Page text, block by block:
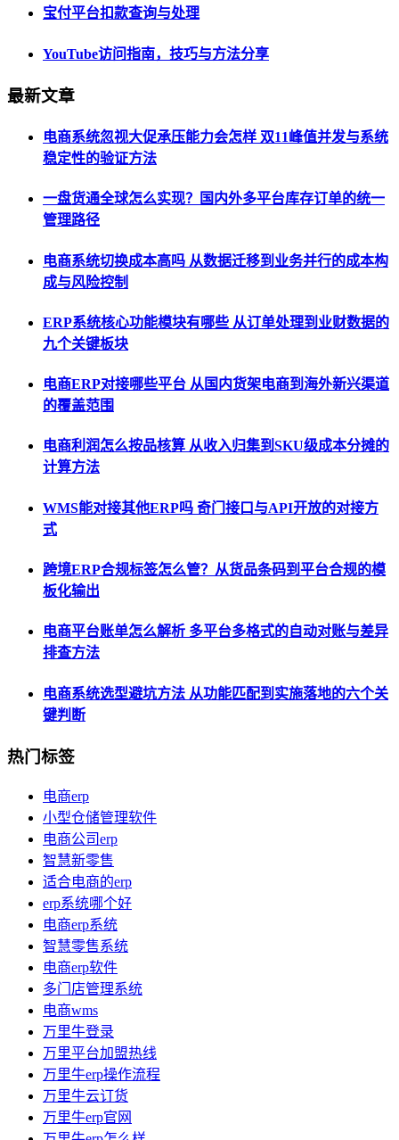
宝付平台扣款查询与处理
YouTube访问指南，技巧与方法分享
最新文章
电商系统忽视大促承压能力会怎样 双11峰值并发与系统
稳定性的验证方法
一盘货通全球怎么实现？国内外多平台库存订单的统一
管理路径
电商系统切换成本高吗 从数据迁移到业务并行的成本构
成与风险控制
ERP系统核心功能模块有哪些 从订单处理到业财数据的
九个关键板块
电商ERP对接哪些平台 从国内货架电商到海外新兴渠道
的覆盖范围
电商利润怎么按品核算 从收入归集到SKU级成本分摊的
计算方法
WMS能对接其他ERP吗 奇门接口与API开放的对接方
式
跨境ERP合规标签怎么管？从货品条码到平台合规的模
板化输出
电商平台账单怎么解析 多平台多格式的自动对账与差异
排查方法
电商系统选型避坑方法 从功能匹配到实施落地的六个关
键判断
热门标签
电商erp
小型仓储管理软件
电商公司erp
智慧新零售
适合电商的erp
erp系统哪个好
电商erp系统
智慧零售系统
电商erp软件
多门店管理系统
电商wms
万里牛登录
万里平台加盟热线
万里牛erp操作流程
万里牛云订货
万里牛erp官网